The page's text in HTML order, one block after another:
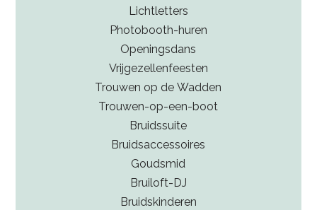
Lichtletters
Photobooth-huren
Openingsdans
Vrijgezellenfeesten
Trouwen op de Wadden
Trouwen-op-een-boot
Bruidssuite
Bruidsaccessoires
Goudsmid
Bruiloft-DJ
Bruidskinderen